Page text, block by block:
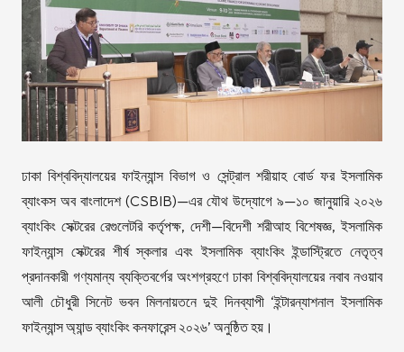
ঢাকা বিশ্ববিদ্যালয়ের ফাইন্যান্স বিভাগ ও সেন্ট্রাল শরীয়াহ বোর্ড ফর ইসলামিক
ব্যাংকস অব বাংলাদেশ (CSBIB)—এর যৌথ উদ্যোগে ৯—১০ জানুয়ারি ২০২৬
ব্যাংকিং সেক্টরের রেগুলেটরি কর্তৃপক্ষ, দেশী—বিদেশী শরীআহ বিশেষজ্ঞ, ইসলামিক
ফাইন্যান্স সেক্টরের শীর্ষ স্কলার এবং ইসলামিক ব্যাংকিং ইন্ডাস্ট্রিতে নেতৃত্ব
প্রদানকারী গণ্যমান্য ব্যক্তিবর্গের অংশগ্রহণে ঢাকা বিশ্ববিদ্যালয়ের নবাব নওয়াব
আলী চৌধুরী সিনেট ভবন মিলনায়তনে দুই দিনব্যাপী ‘ইন্টারন্যাশনাল ইসলামিক
ফাইন্যান্স অ্যান্ড ব্যাংকিং কনফারেন্স ২০২৬’ অনুষ্ঠিত হয়।